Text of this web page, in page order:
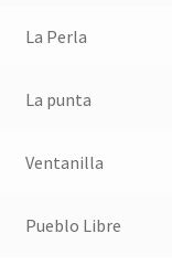
La Perla
La punta
Ventanilla
Pueblo Libre